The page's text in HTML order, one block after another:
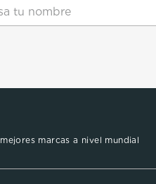
marcas a nivel mundial